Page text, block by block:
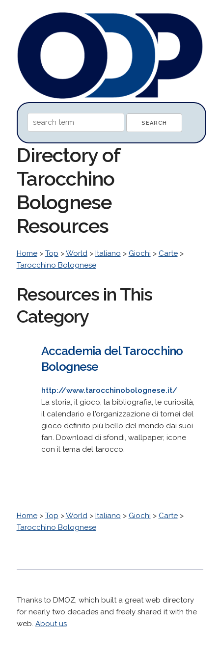
Directory of
Tarocchino
Bolognese
Resources
Home> Top >World> Italiano > Giochi > Carte>
Tarocchino Bolognese
Resources in This
Category
Accademia del Tarocchino
Bolognese
http://www.tarocchinobolognese.it/
La storia, il gioco, la bibliografia, le curiosità,
il calendario e l'organizzazione di tornei del
gioco definito più bello del mondo dai suoi
fan. Download di sfondi, wallpaper, icone
con il tema del tarocco.
Home> Top >World> Italiano > Giochi > Carte>
Tarocchino Bolognese
Thanks to DMOZ, which built a great web directory
for nearly two decades and freely shared it with the
web. About us